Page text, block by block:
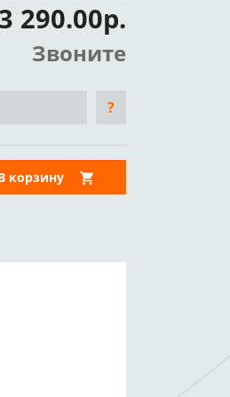
290.00р.
Звоните
?
корзину